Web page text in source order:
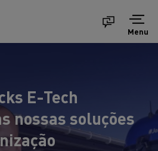
Menu
E-Tech
nossas soluções